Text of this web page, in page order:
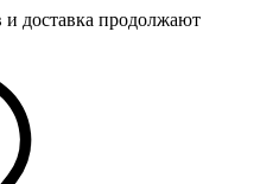
доставка продолжают